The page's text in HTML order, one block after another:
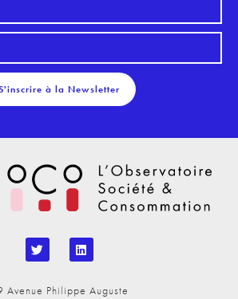
à la Newsletter
Avenue Philippe Auguste